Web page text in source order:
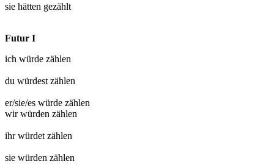
sie hätten gezählt
Futur I
ich würde zählen
du würdestzählen
er/sie/es würde zählen
wir würden zählen
ihr würdetzählen
sie würden zählen